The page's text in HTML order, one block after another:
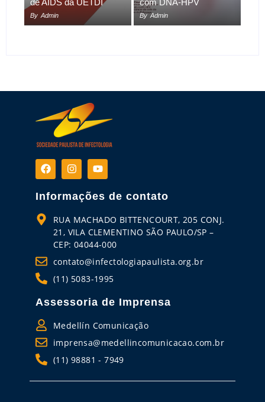
de AIDS da UETDI
By Admin
com DNA-HPV
By Admin
Informações de contato
RUA MACHADO BITTENCOURT, 205 CONJ.
21, VILA CLEMENTINO SÃO PAULO/SP –
CEP: 04044-000
contato@infectologiapaulista.org.br
(11) 5083-1995
Assessoria de Imprensa
Medellín Comunicação
imprensa@medellincomunicacao.com.br
(11) 98881 - 7949